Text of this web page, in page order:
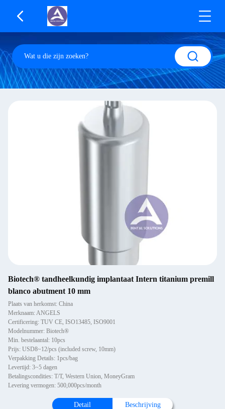
Biotech® tandheelkundig implantaat Intern titanium premill
blanco abutment 10 mm
Plaats van herkomst: China
Merknaam: ANGELS
Certificering: TUV CE, ISO13485, ISO9001
Modelnummer: Biotech®
Min. bestelaantal: 10pcs
Prijs: USD8~12/pcs (included screw, 10mm)
Verpakking Details: 1pcs/bag
Levertijd: 3~5 dagen
Betalingscondities: T/T, Western Union, MoneyGram
Levering vermogen: 500,000pcs/month
Detail Beschrijving